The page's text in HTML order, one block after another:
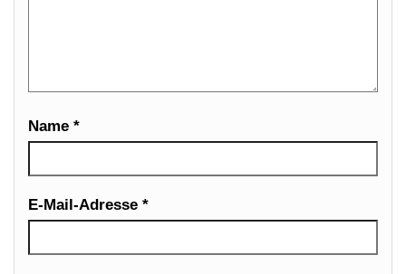
Name *
E-Mail-Adresse *